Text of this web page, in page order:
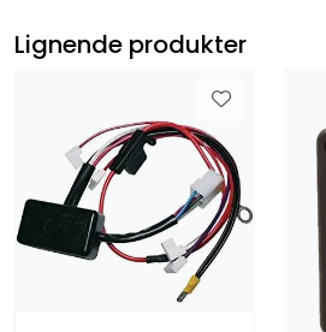
Lignende produkter